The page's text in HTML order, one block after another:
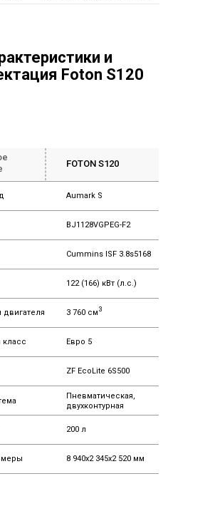
FOTON S120
Aumark S
BJ1128VGPEG-F2
Cummins ISF 3.8s5168
122 (166) кВт (л.с.)
3 760 см 3
класс Евро 5
ZF EcoLite 6S500
Пневматическая,
двухконтурная
200 л
8 940х2 345х2 520 мм
и
Foton S120